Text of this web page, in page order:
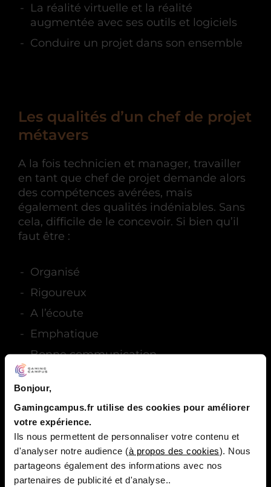
Bonjour,
Gamingcampus.fr utilise des cookies pour améliorer
votre expérience.
Ils nous permettent de personnaliser votre contenu et
d'analyser notre audience (à propos des cookies). Nous
partageons également des informations avec nos
partenaires de publicité et d'analyse..
La réalité virtuelle et la réalité
augmentée avec ses outils et logiciels
Conduire un projet dans son ensemble
Les qualités d’un chef de projet
métavers
A la fois technicien et manager, travailler
en tant que chef de projet demande alors
des compétences avérées, mais
également des qualités indéniables. Sans
cela, difficile de le concevoir. Si bien qu’il
faut être :
Organisé
Rigoureux
A l’écoute
Emphatique
Bonne communication
Les soft skills recherchées par
les entreprises
Il ne vous a pas échappé qu’aujourd’hui on
ne parle plus que des soft skills. Ces